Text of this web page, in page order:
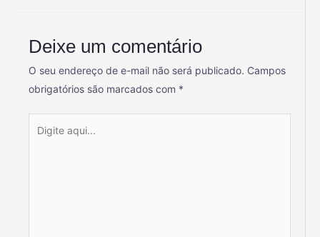
Deixe um comentário
O seu endereço de e-mail não será publicado. Campos
obrigatórios são marcados com *